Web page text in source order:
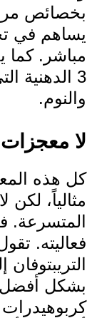
بخصائص
يساهم في
مباشر. كما
3
والنوم.
لا معجزات
كل هذه
مثالياً،
المتسرعة.
فعاليته.
بشكل
كربوهيدرات